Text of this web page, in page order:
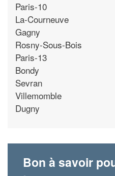
Paris-10
La-Courneuve
Gagny
Rosny-Sous-Bois
Paris-13
Bondy
Sevran
Villemomble
Dugny
Bon à savoir